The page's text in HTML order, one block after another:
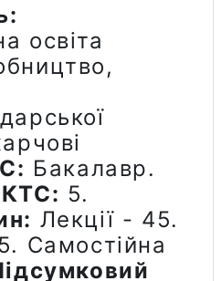
освіта
Бакалавр.
5.
Лекції - 45.
Самостійна